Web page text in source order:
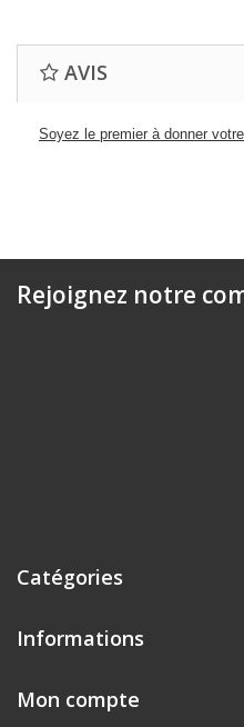
AVIS
Soyez le premier à donner
Rejoignez notre
Catégories
Informations
Mon compte